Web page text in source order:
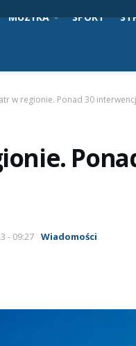
MUZYKA SPORT
w regionie. Ponad 30
- 09:27 Wiadomości